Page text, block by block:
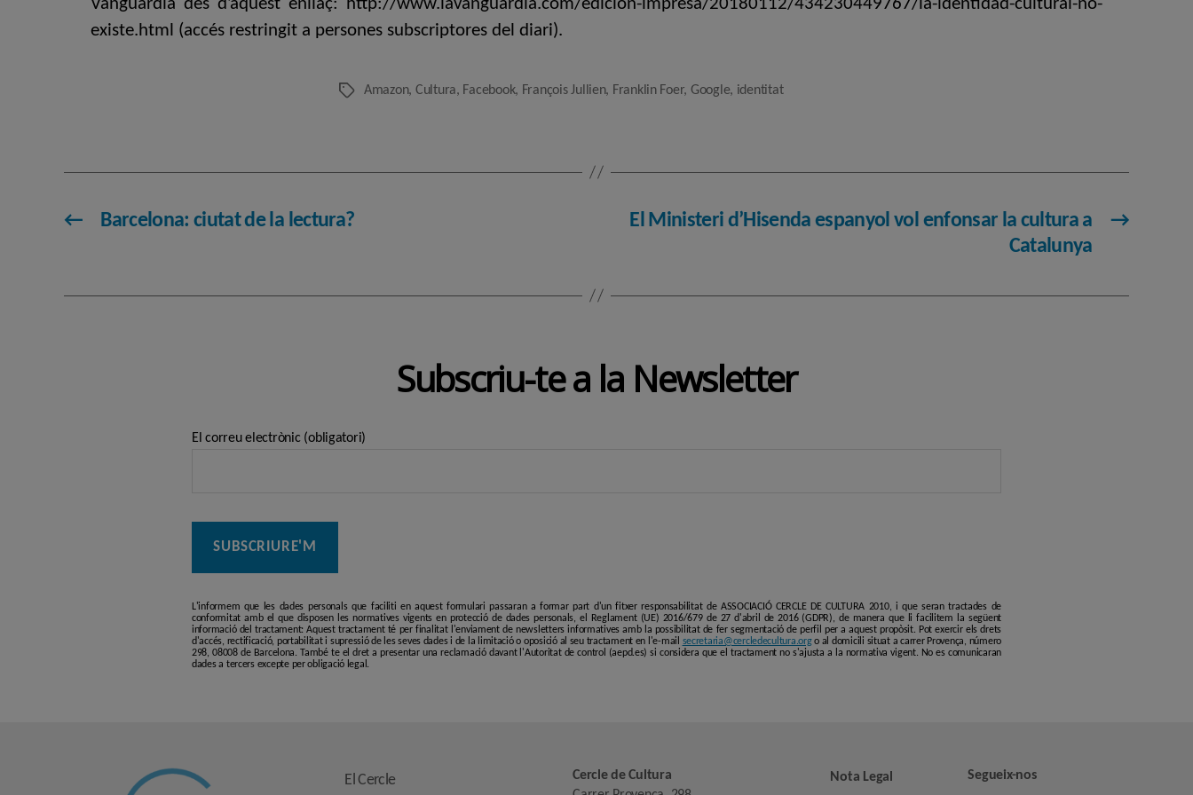
Vanguardia des d’aquest enllaç: http://www.lavanguardia.com/edicion-impresa/20180112/434230449767/la-identidad-cultural-no-
existe.html (accés restringit a persones subscriptores del diari).
Etiquetes
Amazon, Cultura, Facebook, François Jullien, Franklin Foer, Google, identitat
← Barcelona: ciutat de la lectura? →
El Ministeri d’Hisenda espanyol vol enfonsar la cultura a
Catalunya
Subscriu-te a la Newsletter
El correu electrònic (obligatori)
L'informem que les dades personals que faciliti en aquest formulari passaran a formar part d'un fitxer responsabilitat de ASSOCIACIÓ CERCLE DE CULTURA 2010, i que seran tractades de
conformitat amb el que disposen les normatives vigents en protecció de dades personals, el Reglament (UE) 2016/679 de 27 d'abril de 2016 (GDPR), de manera que li facilitem la següent
informació del tractament: Aquest tractament té per finalitat l'enviament de newsletters informatives amb la possibilitat de fer segmentació de perfil per a aquest propòsit. Pot exercir els drets
d'accés, rectificació, portabilitat i supressió de les seves dades i de la limitació o oposició al seu tractament en l'e-mail secretaria@cercledecultura.orgo al domicili situat a carrer Provença, número
298, 08008 de Barcelona. També te el dret a presentar una reclamació davant l'Autoritat de control (aepd.es) si considera que el tractament no s'ajusta a la normativa vigent. No es comunicaran
dades a tercers excepte per obligació legal.
El Cercle
Cercle de Cultura
Nota Legal Segueix-nos